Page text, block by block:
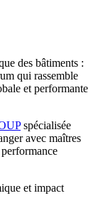
des bâtiments :
qui rassemble
et performante
spécialisée
avec maîtres
et impact